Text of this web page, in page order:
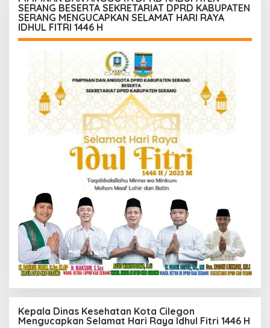
jurnalistik
SERANG BESERTA SEKRETARIAT DPRD KABUPATEN
SERANG MENGUCAPKAN SELAMAT HARI RAYA
IDHUL FITRI 1446 H
Kepala Dinas Kesehatan Kota Cilegon
Mengucapkan Selamat Hari Raya Idhul Fitri 1446 H